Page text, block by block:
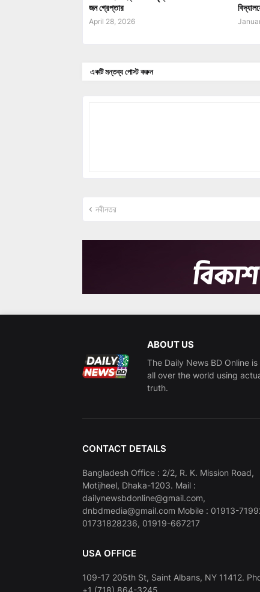
জন গ্রেপ্তার
April 28, 2026
একটি মন্তব্য পোস্ট করুন
নবীনতর
ABOUT US
The Daily News BD Online
all over the world using
truth.
CONTACT DETAILS
Bangladesh Office : 2/2, R. K. Mission Road,
Motijheel, Dhaka-1203. Mail :
dailynewsbdonline@gmail.com,
dnbdmedia@gmail.com Mobile : 01913-
01731828236, 01919-667217
USA OFFICE
109-17 205th St, Saint Albans, NY 11412.